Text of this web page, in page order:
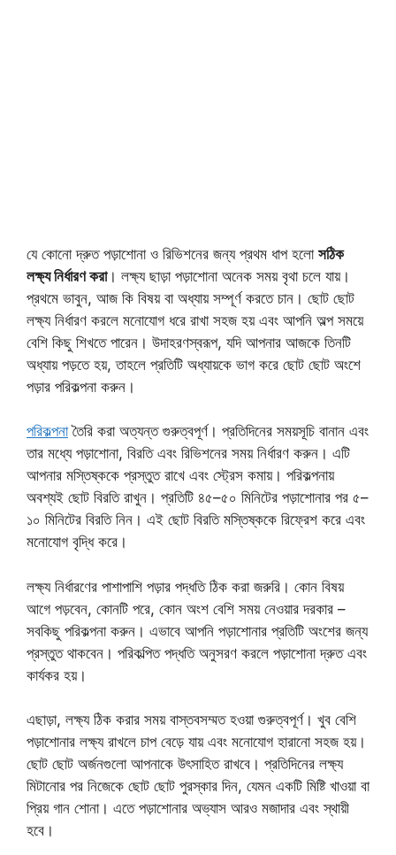
যে কোনো দ্রুত পড়াশোনা ও রিভিশনের জন্য প্রথম ধাপ হলো সঠিক
লক্ষ্য নির্ধারণ করা। লক্ষ্য ছাড়া পড়াশোনা অনেক সময় বৃথা চলে যায়।
প্রথমে ভাবুন, আজ কি বিষয় বা অধ্যায় সম্পূর্ণ করতে চান। ছোট ছোট
লক্ষ্য নির্ধারণ করলে মনোযোগ ধরে রাখা সহজ হয় এবং আপনি অল্প সময়ে
বেশি কিছু শিখতে পারেন। উদাহরণস্বরূপ, যদি আপনার আজকে তিনটি
অধ্যায় পড়তে হয়, তাহলে প্রতিটি অধ্যায়কে ভাগ করে ছোট ছোট অংশে
পড়ার পরিকল্পনা করুন।
পরিকল্পনাতৈরি করা অত্যন্ত গুরুত্বপূর্ণ। প্রতিদিনের সময়সূচি বানান এবং
তার মধ্যে পড়াশোনা, বিরতি এবং রিভিশনের সময় নির্ধারণ করুন। এটি
আপনার মস্তিষ্ককে প্রস্তুত রাখে এবং স্ট্রেস কমায়। পরিকল্পনায়
অবশ্যই ছোট বিরতি রাখুন। প্রতিটি ৪৫–৫০ মিনিটের পড়াশোনার পর ৫–
১০ মিনিটের বিরতি নিন। এই ছোট বিরতি মস্তিষ্ককে রিফ্রেশ করে এবং
মনোযোগ বৃদ্ধি করে।
লক্ষ্য নির্ধারণের পাশাপাশি পড়ার পদ্ধতি ঠিক করা জরুরি। কোন বিষয়
আগে পড়বেন, কোনটি পরে, কোন অংশ বেশি সময় নেওয়ার দরকার –
সবকিছু পরিকল্পনা করুন। এভাবে আপনি পড়াশোনার প্রতিটি অংশের জন্য
প্রস্তুত থাকবেন। পরিকল্পিত পদ্ধতি অনুসরণ করলে পড়াশোনা দ্রুত এবং
কার্যকর হয়।
এছাড়া, লক্ষ্য ঠিক করার সময় বাস্তবসম্মত হওয়া গুরুত্বপূর্ণ। খুব বেশি
পড়াশোনার লক্ষ্য রাখলে চাপ বেড়ে যায় এবং মনোযোগ হারানো সহজ হয়।
ছোট ছোট অর্জনগুলো আপনাকে উৎসাহিত রাখবে। প্রতিদিনের লক্ষ্য
মিটানোর পর নিজেকে ছোট ছোট পুরস্কার দিন, যেমন একটি মিষ্টি খাওয়া বা
প্রিয় গান শোনা। এতে পড়াশোনার অভ্যাস আরও মজাদার এবং স্থায়ী
হবে।